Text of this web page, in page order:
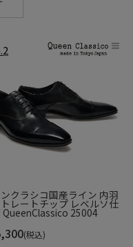
クラシコ国産ライン 内羽
レートチップ レベルソ仕
QueenClassico 25004
(税込)